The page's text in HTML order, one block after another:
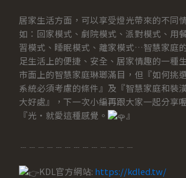
居家生活方面，可以享受燈光帶來的不同
如：回家模式、劇院模式、派對模式、用
習模式、睡眠模式、離家模式…智慧家庭
足生活上的便捷、安全、居家情趣的一種
市面上的智慧家庭琳瑯滿目，但『如何挑
系統必須考慮的條件』及『智慧家庭和裝
大好處』，下一次小編再跟大家一起分享
『光‧就愛這種感覺。
』
KDL官方網站: https://kdled.tw/